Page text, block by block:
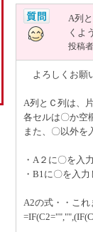
A列
くよ
投稿
よろしくお願
A列とＣ列は、
各セルは〇か空
また、〇以外を
・A２に〇を入
・B1に〇を入
A2の式・・これ